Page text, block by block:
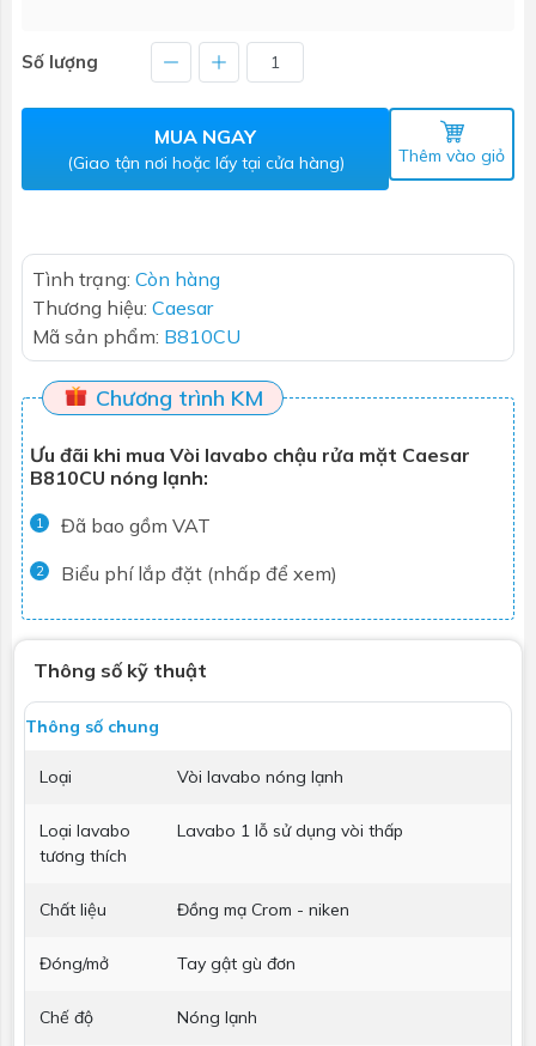
Số lượng
MUA NGAY
(Giao tận nơi hoặc lấy tại cửa hàng) Thêm vào giỏ
Tình trạng: Còn hàng
Thương hiệu: Caesar
Mã sản phẩm: B810CU
Chương trình KM
Ưu đãi khi mua Vòi lavabo chậu rửa mặt Caesar
B810CU nóng lạnh:
1 Đã bao gồm VAT
2 Biểu phí lắp đặt (nhấp để xem)
Thông số kỹ thuật
Thông số chung
Loại Vòi lavabo nóng lạnh
Loại lavabo
tương thích
Lavabo 1 lỗ sử dụng vòi thấp
Chất liệu Đồng mạ Crom - niken
Đóng/mở Tay gật gù đơn
Chế độ Nóng lạnh